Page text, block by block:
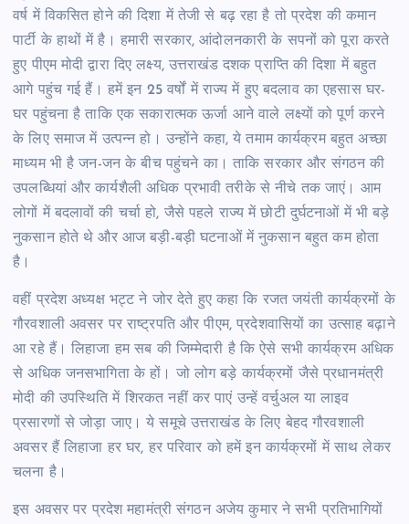
वर्ष में विकसित होने की दिशा में तेजी से बढ़ रहा है तो प्रदेश की कमान
पार्टी के हाथों में है। हमारी सरकार, आंदोलनकारी के सपनों को पूरा करते
हुए पीएम मोदी द्वारा दिए लक्ष्य, उत्तराखंड दशक प्राप्ति की दिशा में बहुत
आगे पहुंच गई हैं। हमें इन 25 वर्षों में राज्य में हुए बदलाव का एहसास घर-
घर पहुंचना है ताकि एक सकारात्मक ऊर्जा आने वाले लक्ष्यों को पूर्ण करने
के लिए समाज में उत्पन्न हो। उन्होंने कहा, ये तमाम कार्यक्रम बहुत अच्छा
माध्यम भी है जन-जन के बीच पहुंचने का। ताकि सरकार और संगठन की
उपलब्धियां और कार्यशैली अधिक प्रभावी तरीके से नीचे तक जाएं। आम
लोगों में बदलावों की चर्चा हो, जैसे पहले राज्य में छोटी दुर्घटनाओं में भी बड़े
नुकसान होते थे और आज बड़ी-बड़ी घटनाओं में नुकसान बहुत कम होता
है।
वहीं प्रदेश अध्यक्ष भट्ट ने जोर देते हुए कहा कि रजत जयंती कार्यक्रमों के
गौरवशाली अवसर पर राष्ट्रपति और पीएम, प्रदेशवासियों का उत्साह बढ़ाने
आ रहे हैं। लिहाजा हम सब की जिम्मेदारी है कि ऐसे सभी कार्यक्रम अधिक
से अधिक जनसभागिता के हों। जो लोग बड़े कार्यक्रमों जैसे प्रधानमंत्री
मोदी की उपस्थिति में शिरकत नहीं कर पाएं उन्हें वर्चुअल या लाइव
प्रसारणों से जोड़ा जाए। ये समूचे उत्तराखंड के लिए बेहद गौरवशाली
अवसर हैं लिहाजा हर घर, हर परिवार को हमें इन कार्यक्रमों में साथ लेकर
चलना है।
इस अवसर पर प्रदेश महामंत्री संगठन अजेय कुमार ने सभी प्रतिभागियों